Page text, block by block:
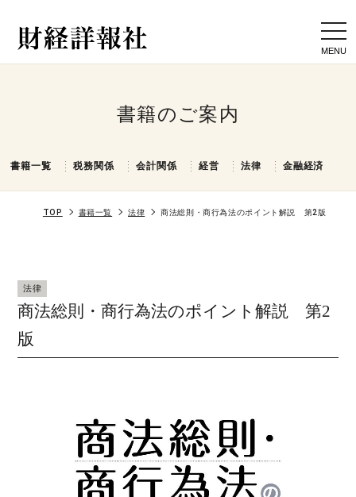
書籍のご案内
書籍一覧 税務関係 会計関係 経営 法律 金融経済
TOP 書籍一覧 法律 商法総則・商行為法のポイント解説 第2版
法律
商法総則・商行為法のポイント解説 第2
版